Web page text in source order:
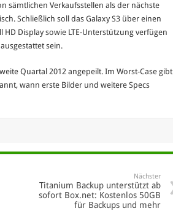
sämtlichen Verkaufsstellen als der nächste
Schließlich soll das Galaxy S3 über einen
HD Display sowie LTE-Unterstützung verfügen
sein.
Quartal 2012 angepeilt. Im Worst-Case gibt
wann erste Bilder und weitere Specs
Nächster
Titanium Backup unterstützt ab
sofort Box.net: Kostenlos 50GB
für Backups und mehr